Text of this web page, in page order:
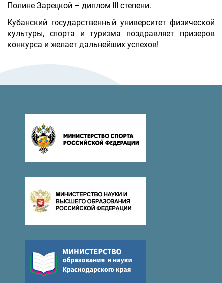
Полине Зарецкой – диплом III степени.
Кубанский государственный университет физической
культуры, спорта и туризма поздравляет призеров
конкурса и желает дальнейших успехов!